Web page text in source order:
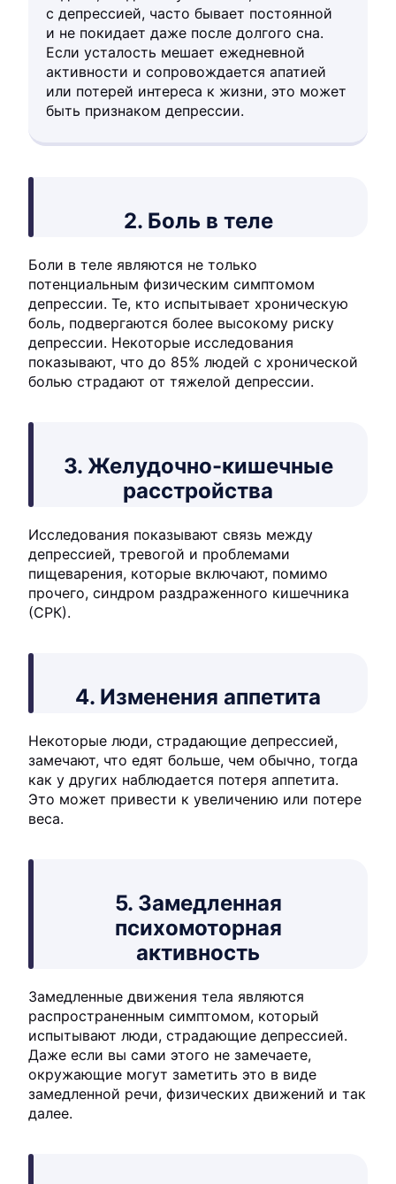
с депрессией, часто бывает постоянной
и не покидает даже после долгого сна.
Если усталость мешает ежедневной
активности и сопровождается апатией
или потерей интереса к жизни, это может
быть признаком депрессии.
2. Боль в теле
Боли в теле являются не только
потенциальным физическим симптомом
депрессии. Те, кто испытывает хроническую
боль, подвергаются более высокому риску
депрессии. Некоторые исследования
показывают, что до 85% людей с хронической
болью страдают от тяжелой депрессии.
3. Желудочно-кишечные
расстройства
Исследования показывают связь между
депрессией, тревогой и проблемами
пищеварения, которые включают, помимо
прочего, синдром раздраженного кишечника
(СРК).
4. Изменения аппетита
Некоторые люди, страдающие депрессией,
замечают, что едят больше, чем обычно, тогда
как у других наблюдается потеря аппетита.
Это может привести к увеличению или потере
веса.
5. Замедленная
психомоторная
активность
Замедленные движения тела являются
распространенным симптомом, который
испытывают люди, страдающие депрессией.
Даже если вы сами этого не замечаете,
окружающие могут заметить это в виде
замедленной речи, физических движений и так
далее.